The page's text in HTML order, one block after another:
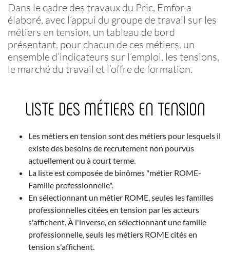
Dans le cadre des travaux du Pric, Emfor a
élaboré, avec l’appui du groupe de travail sur les
métiers en tension, un tableau de bord
présentant, pour chacun de ces métiers, un
ensemble d’indicateurs sur l’emploi, les tensions,
le marché du travail et l’offre de formation.
LISTE DES MÉTIERS EN TENSION
Les métiers en tension sont des métiers pour lesquels il
existe des besoins de recrutement non pourvus
actuellement ou à court terme.
La liste est composée de binômes "métier ROME-
Famille professionnelle".
En sélectionnant un métier ROME, seules les familles
professionnelles citées en tension par les acteurs
s'affichent. À l'inverse, en sélectionnant une famille
professionnelle, seuls les métiers ROME cités en
tension s'affichent.